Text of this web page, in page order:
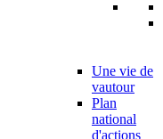
Une vie de
vautour
Plan
national
d'actions